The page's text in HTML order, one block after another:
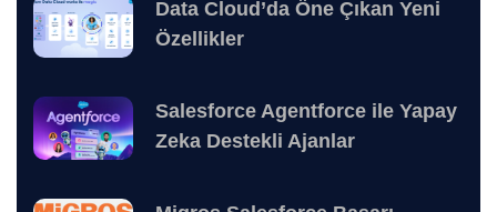
Data Cloud’da Öne Çıkan Yeni
Özellikler
Salesforce Agentforce ile Yapay
Zeka Destekli Ajanlar